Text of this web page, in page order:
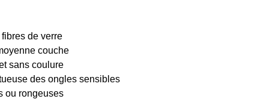
de verre
couche
sans coulure
des ongles sensibles
ou rongeuses